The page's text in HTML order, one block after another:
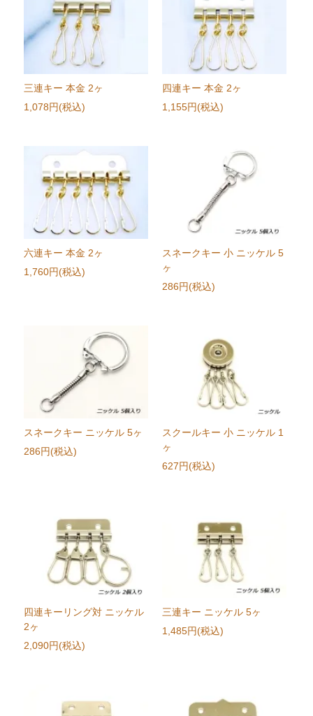
三連キー 本金 2ヶ
1,078円(税込)
四連キー 本金 2ヶ
1,155円(税込)
六連キー 本金 2ヶ
1,760円(税込)
スネークキー 小 ニッケル 5
ヶ
286円(税込)
スネークキー ニッケル 5ヶ
286円(税込)
スクールキー 小 ニッケル 1
ヶ
627円(税込)
四連キーリング対 ニッケル
2ヶ
2,090円(税込)
三連キー ニッケル 5ヶ
1,485円(税込)